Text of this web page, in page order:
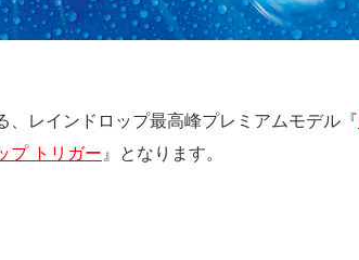
レインドロップ最高峰プレミアムモデル『
プ トリガー 』となります。